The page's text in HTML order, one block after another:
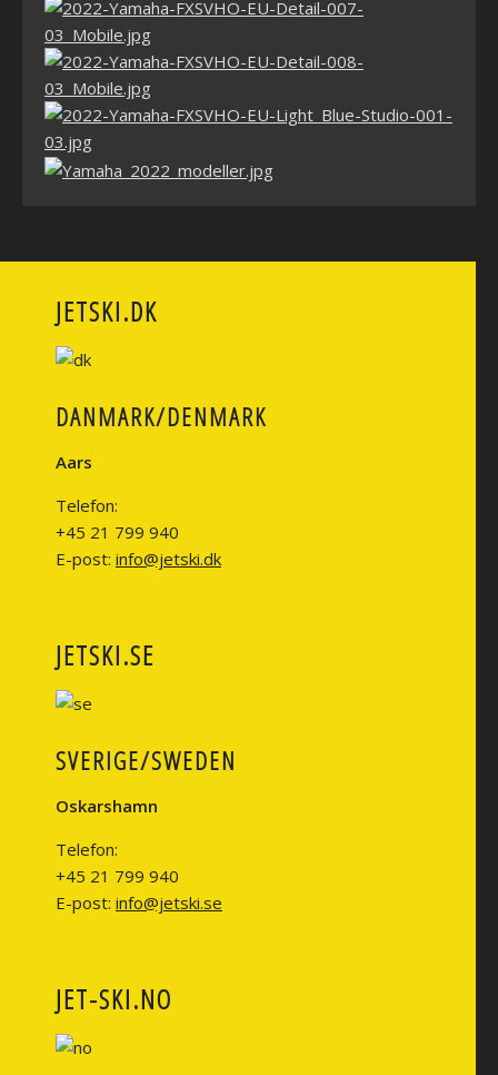
JETSKI.DK
DANMARK/DENMARK
Aars
Telefon:
+45 21 799 940
E-post: info@jetski.dk
JETSKI.SE
SVERIGE/SWEDEN
Oskarshamn
Telefon:
+45 21 799 940
E-post: info@jetski.se
JET-SKI.NO